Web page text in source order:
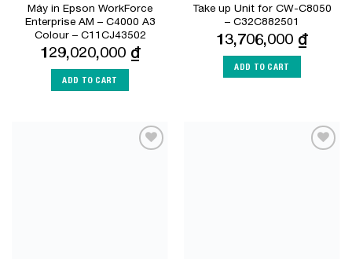
Máy in Epson WorkForce
Enterprise AM – C4000 A3
Colour – C11CJ43502
129,020,000 ₫
ADD TO CART
Take up Unit for CW-C8050
– C32C882501
13,706,000 ₫
ADD TO CART